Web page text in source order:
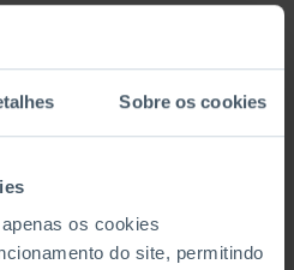
Sobre os cookies
os cookies
do site, permitindo